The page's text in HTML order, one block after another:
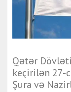
Qətər
keçirilən 27-
Şura və